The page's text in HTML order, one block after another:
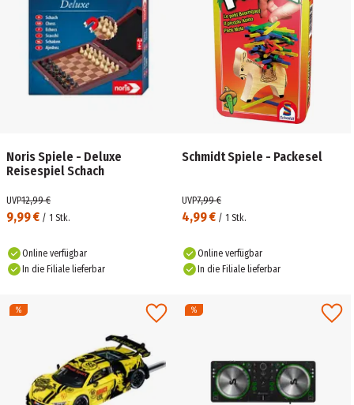
Noris Spiele - Deluxe
Reisespiel Schach
9,99 € / 1 Stk.
UVP12,99 €
Online verfügbar
In die Filiale lieferbar
Schmidt Spiele - Packesel
4,99 € / 1 Stk.
UVP7,99 €
Online verfügbar
In die Filiale lieferbar